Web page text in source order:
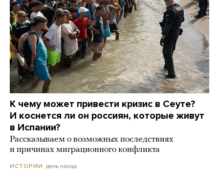
К чему может привести кризис в Сеуте?
И коснется ли он россиян, которые живут
в Испании?
Рассказываем о возможных последствиях
и причинах миграционного конфликта
ИСТОРИИ день назад